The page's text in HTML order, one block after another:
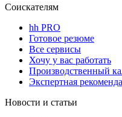
Соискателям
hh PRO
Готовое резюме
Все сервисы
Хочу у вас работать
Производственный
Экспертная
Новости и статьи